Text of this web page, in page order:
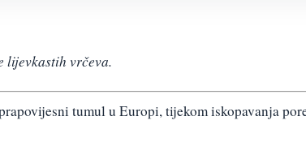
lijevkastih vrčeva.
tumul u Europi, tijekom iskopavanja